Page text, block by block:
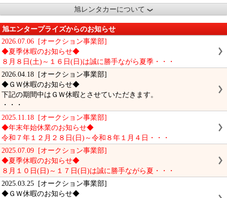
旭レンタカーについて
旭エンタープライズからのお知らせ
2026.07.06 [オークション事業部]
◆夏季休暇のお知らせ◆
８月８日(土)～１６日(日)は誠に勝手ながら夏季・・・
2026.04.18 [オークション事業部]
◆ＧＷ休暇のお知らせ◆
下記の期間中はＧＷ休暇とさせていただきます。
・・・
2025.11.18 [オークション事業部]
◆年末年始休業のお知らせ◆
令和７年１２月２８日(日)～令和８年１月４日・・・
2025.07.09 [オークション事業部]
◆夏季休暇のお知らせ◆
８月１０日(日)～１７日(日)は誠に勝手ながら夏・・・
2025.03.25 [オークション事業部]
◆ＧＷ休暇のお知らせ◆